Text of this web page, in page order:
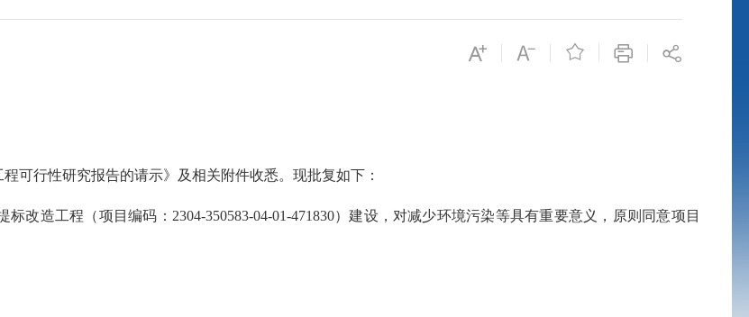

行性研究报告的请示》及相关附件收悉。现批复如下：
造工程（项目编码：2304-350583-04-01-471830）建设，对减少环境污染等具有重要意义，原则同意项目